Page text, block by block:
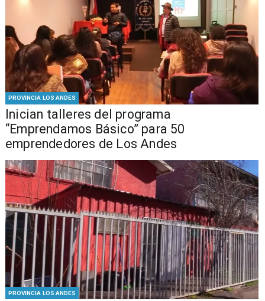
PROVINCIA LOS ANDES
Inician talleres del programa
“Emprendamos Básico” para 50
emprendedores de Los Andes
PROVINCIA LOS ANDES